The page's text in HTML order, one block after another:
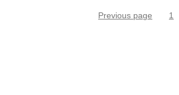
Previous page 1